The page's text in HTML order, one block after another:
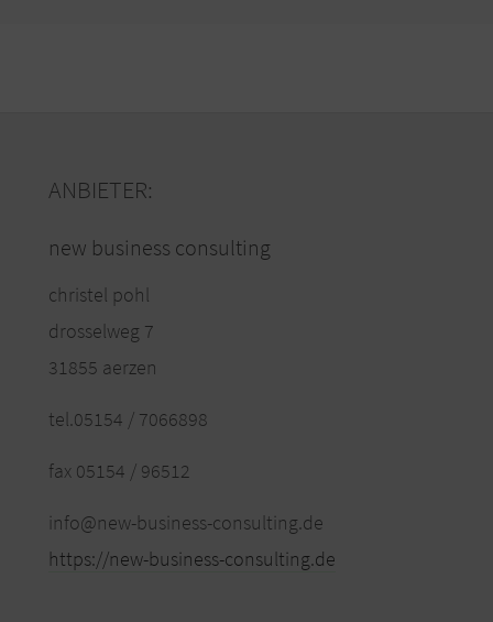
ANBIETER:
new business consulting
christel pohl
drosselweg 7
31855 aerzen
tel.05154 / 7066898
fax 05154 / 96512
info@new-business-consulting.de
https://new-business-consulting.de